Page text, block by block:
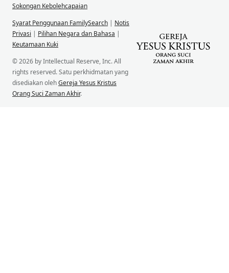
Sokongan Kebolehcapaian
Syarat Penggunaan FamilySearch | Notis
Privasi | Pilihan Negara dan Bahasa |
Keutamaan Kuki
© 2026 by Intellectual Reserve, Inc. All
rights reserved. Satu perkhidmatan yang
disediakan olehGereja Yesus Kristus
Orang Suci Zaman Akhir.